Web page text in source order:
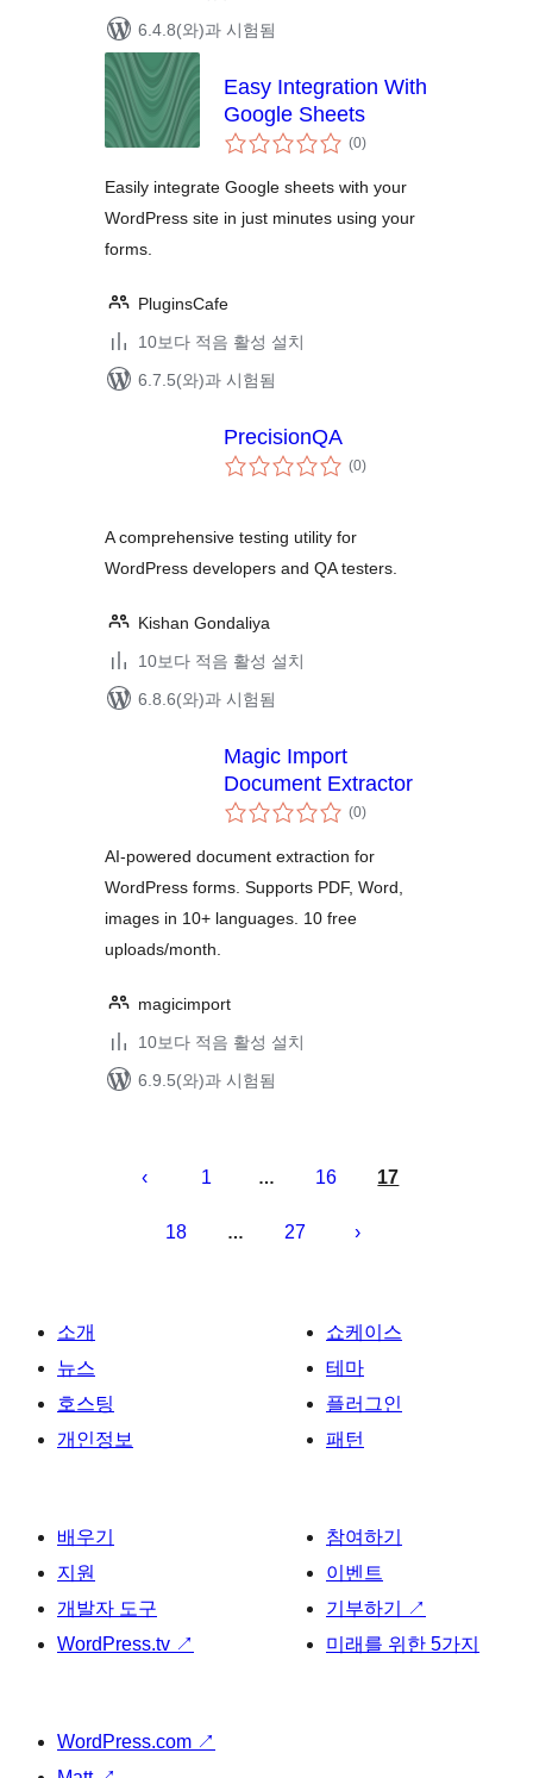
6.4.8(와)과 시험됨
Easy Integration With
Google Sheets
(0전
체
점
)
Easily integrate Google sheets with your
WordPress site in just minutes using your
forms.
PluginsCafe
10보다 적음 활성 설치
6.7.5(와)과 시험됨
PrecisionQA
(0전
체)
A comprehensive testing utility for
WordPress developers and QA testers.
Kishan Gondaliya
10보다 적음 활성 설치
6.8.6(와)과 시험됨
Magic Import
Document Extractor
(0전
체)
AI-powered document extraction for
WordPress forms. Supports PDF, Word,
images in 10+ languages. 10 free
uploads/month.
magicimport
10보다 적음 활성 설치
6.9.5(와)과 시험됨
1 … 16 17
18 … 27
소개
뉴스
호스팅
개인정보
쇼케이스
테마
플러그인
패턴
배우기
지원
개발자 도구
WordPress.tv ↗
참여하기
이벤트
기부하기
↗
미래를 위한 5가지
WordPress.com ↗